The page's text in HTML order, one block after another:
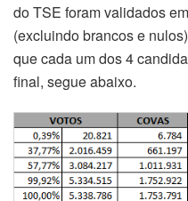
do TSE foram validados
(excluindo brancos e
que cada um dos 4
final, segue abaixo.